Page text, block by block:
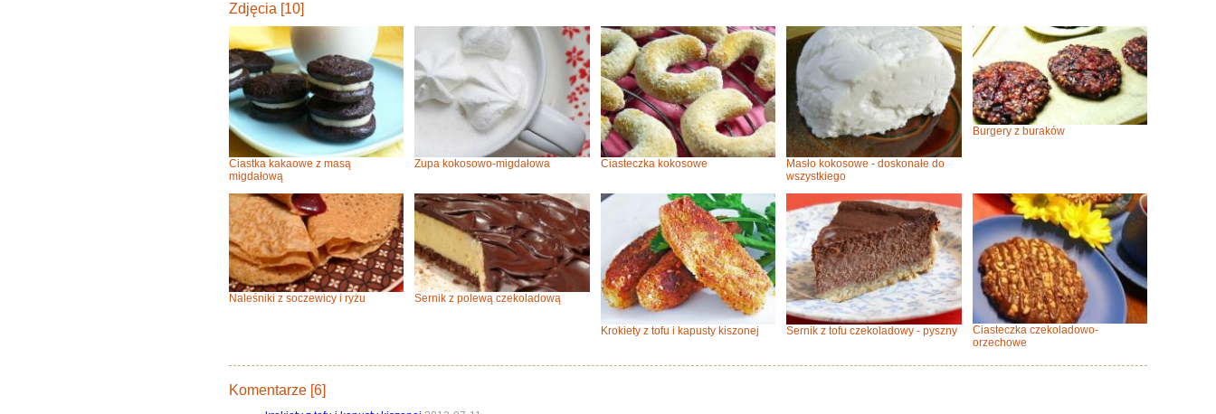
Zdjęcia [10]
Ciastka kakaowe z masą
migdałową
Zupa kokosowo-migdałowa Ciasteczka kokosowe
Masło kokosowe - doskonałe do
wszystkiego
Burgery z buraków
Naleśniki z soczewicy i ryżu Sernik z polewą czekoladową
Krokiety z tofu i kapusty kiszonej Sernik z tofu czekoladowy - pyszny
Ciasteczka czekoladowo-
orzechowe
Komentarze [6]